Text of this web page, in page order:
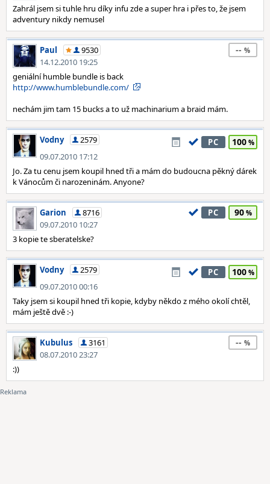
Zahrál jsem si tuhle hru díky infu zde a super hra i přes to, že jsem
adventury nikdy nemusel
Paul
9530
14.12.2010 19:25
--
geniální humble bundle is back
http://www.humblebundle.com/
nechám jim tam 15 bucks a to už machinarium a braid mám.
Vodny
2579
09.07.2010 17:12
PC 100
Jo. Za tu cenu jsem koupil hned tři a mám do budoucna pěkný dárek
k Vánocům či narozeninám. Anyone?
Garion
8716
09.07.2010 10:27
PC 90
3 kopie te sberatelske?
Vodny
2579
09.07.2010 00:16
PC 100
Taky jsem si koupil hned tři kopie, kdyby někdo z mého okolí chtěl,
mám ještě dvě :-)
Kubulus
3161
08.07.2010 23:27
--
:))